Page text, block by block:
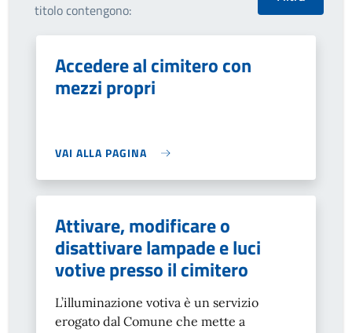
titolo contengono:
Accedere al cimitero con
mezzi propri
VAI ALLA PAGINA
Attivare, modificare o
disattivare lampade e luci
votive presso il cimitero
L’illuminazione votiva è un servizio
erogato dal Comune che mette a